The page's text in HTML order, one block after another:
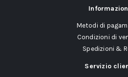
Metodi di
Condizioni di
Spedizioni &
Servizio